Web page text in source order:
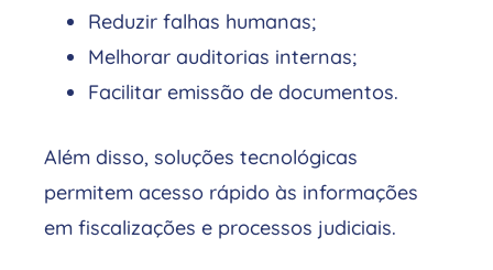
Reduzir falhas humanas;
Melhorar auditorias internas;
Facilitar emissão de documentos.
Além disso, soluções tecnológicas
permitem acesso rápido às informações
em fiscalizações e processos judiciais.